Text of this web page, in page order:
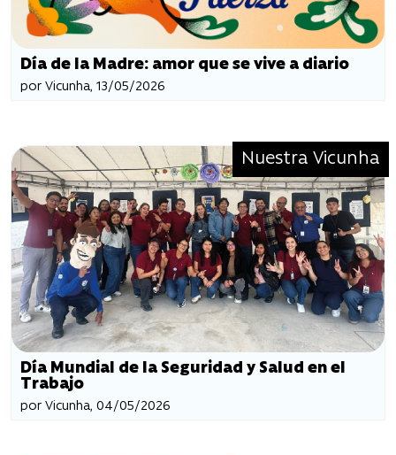
Día de la Madre: amor que se vive a diario
por Vicunha, 13/05/2026
Nuestra Vicunha
Día Mundial de la Seguridad y Salud en el
Trabajo
por Vicunha, 04/05/2026